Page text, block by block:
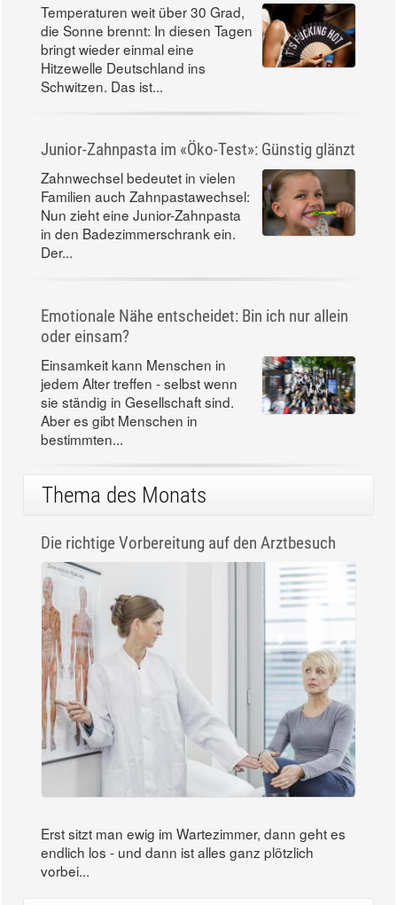
Temperaturen weit über 30 Grad,
die Sonne brennt: In diesen Tagen
bringt wieder einmal eine
Hitzewelle Deutschland ins
Schwitzen. Das ist...
Junior-Zahnpasta im «Öko-Test»: Günstig glänzt
Zahnwechsel bedeutet in vielen
Familien auch Zahnpastawechsel:
Nun zieht eine Junior-Zahnpasta
in den Badezimmerschrank ein.
Der...
Emotionale Nähe entscheidet: Bin ich nur allein
oder einsam?
Einsamkeit kann Menschen in
jedem Alter treffen - selbst wenn
sie ständig in Gesellschaft sind.
Aber es gibt Menschen in
bestimmten...
Thema des Monats
Die richtige Vorbereitung auf den Arztbesuch
Erst sitzt man ewig im Wartezimmer, dann geht es
endlich los - und dann ist alles ganz plötzlich
vorbei...